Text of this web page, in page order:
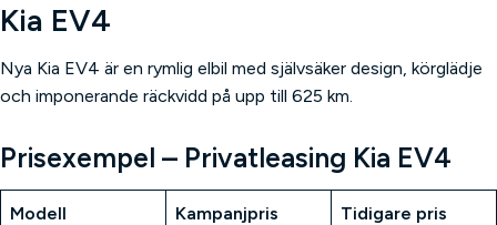
Kia EV4
Nya Kia EV4 är en rymlig elbil med självsäker design, körglädje
och imponerande räckvidd på upp till 625 km.
Prisexempel – Privatleasing Kia EV4
Modell Kampanjpris Tidigare pris